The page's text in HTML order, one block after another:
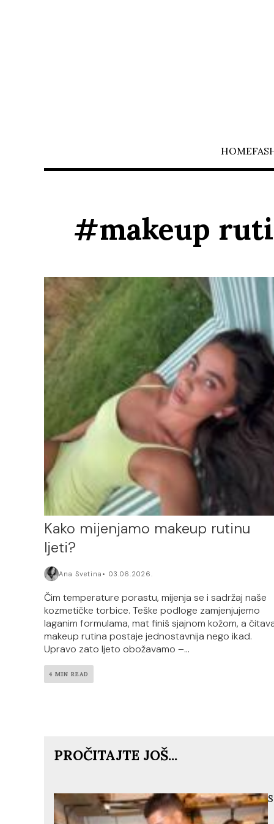
HOME
#makeup
Kako mijenjamo makeup rutinu
ljeti?
Ana Svetina 03.06.2026.
Čim temperature porastu, mijenja se i sadržaj naše
kozmetičke torbice. Teške podloge zamjenjujemo
laganim formulama, mat finiš sjajnom kožom, a
makeup rutina postaje jednostavnija nego ikad.
Upravo zato ljeto obožavamo –...
4 MIN READ
PROČITAJTE JOŠ...